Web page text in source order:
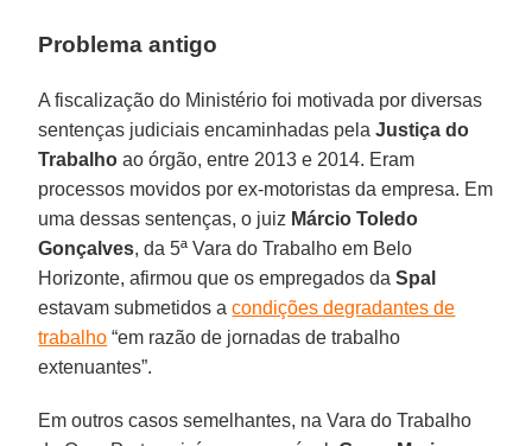
Problema antigo
A fiscalização do Ministério foi motivada por diversas
sentenças judiciais encaminhadas pelaJustiça do
Trabalho ao órgão, entre 2013 e 2014. Eram
processos movidos por ex-motoristas da empresa. Em
uma dessas sentenças, o juiz Márcio Toledo
Gonçalves, da 5ª Vara do Trabalho em Belo
Horizonte, afirmou que os empregados daSpal
estavam submetidos acondições degradantes de
trabalho “em razão de jornadas de trabalho
extenuantes”.
Em outros casos semelhantes, na Vara do Trabalho